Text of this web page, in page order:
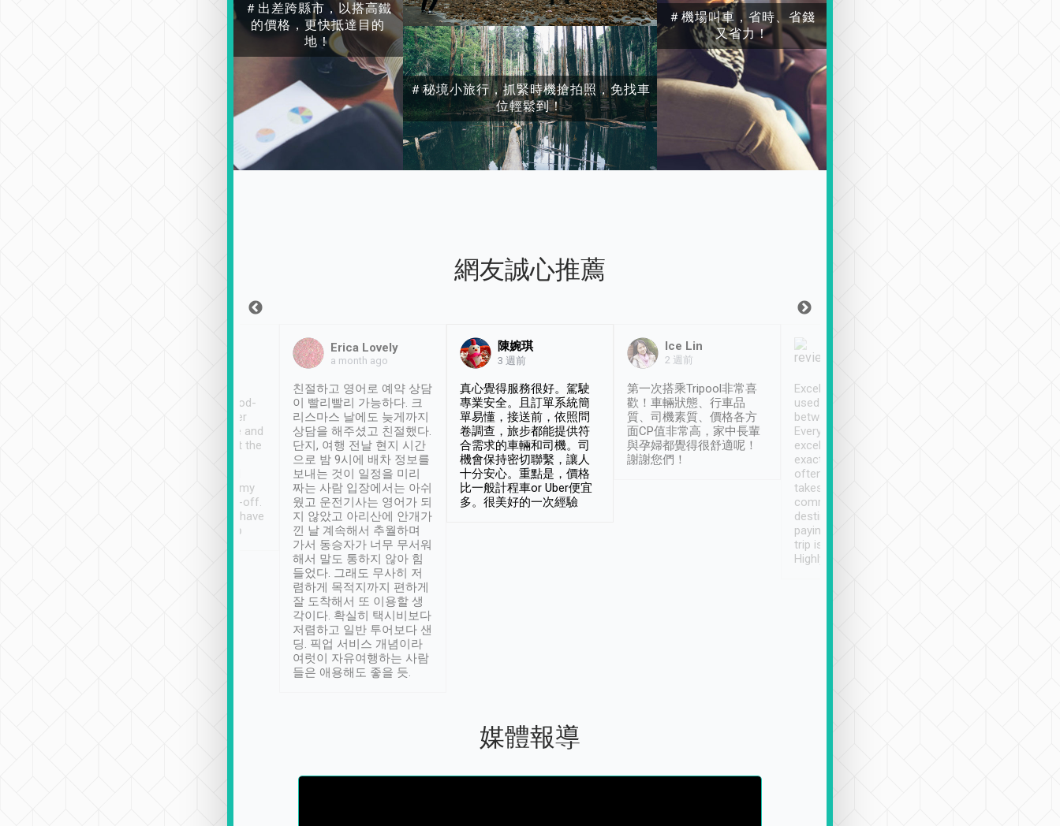
＃出差跨縣市，以搭高鐵
的價格，更快抵達目的
地！
＃秘境小旅行，抓緊時機搶拍照，免找車
位輕鬆到！
＃機場叫車，省時、省錢
又省力！
網友誠心推薦
service, vehicles in good-
condition and the driver
service was awesome and
thoughtful. Driver went the
have safely arrived at my
destination after drop-off.
Definitely something I have
not seen elsewhere 👍
Erica Lovely
a month ago
친절하고 영어로 예약 상담
이 빨리빨리 가능하다. 크
리스마스 날에도 늦게까지
상담을 해주셨고 친절했다.
단지, 여행 전날 현지 시간
으로 밤 9시에 배차 정보를
보내는 것이 일정을 미리
짜는 사람 입장에서는 아쉬
웠고 운전기사는 영어가 되
지 않았고 아리산에 안개가
낀 날 계속해서 추월하며
가서 동승자가 너무 무서워
해서 말도 통하지 않아 힘
들었다. 그래도 무사히 저
렴하게 목적지까지 편하게
잘 도착해서 또 이용할 생
각이다. 확실히 택시비보다
저렴하고 일반 투어보다 샌
딩. 픽업 서비스 개념이라
여럿이 자유여행하는 사람
들은 애용해도 좋을 듯.
陳婉琪
3 週前
真心覺得服務很好。駕駛
專業安全。且訂單系統簡
單易懂，接送前，依照問
卷調查，旅步都能提供符
合需求的車輛和司機。司
機會保持密切聯繫，讓人
十分安心。重點是，價格
比一般計程車or Uber便宜
多。很美好的一次經驗
Ice Lin
2 週前
第一次搭乘Tripool非常喜
歡！車輛狀態、行車品
質、司機素質、價格各方
面CP值非常高，家中長輩
與孕婦都覺得很舒適呢！
謝謝您們！
Excellent service. We have
used Tripool to travel
between cities in Taiwan.
Every driver has been
excellent and arrives
exactly on time. As there is
often limited English it
takes the difficulty out of
communicating the
destination details and
paying online prior to the
trip is very convenient.
Highly recommended
媒體報導